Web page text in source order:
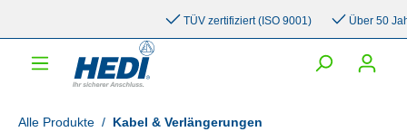
TÜV zertifiziert (ISO 9001) Über 50 Jahre
Alle Produkte / Kabel & Verlängerungen